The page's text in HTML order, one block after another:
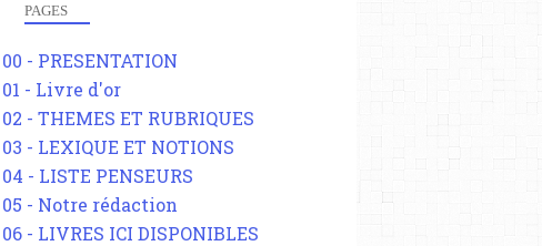
PAGES
00 - PRESENTATION
01 - Livre d'or
02 - THEMES ET RUBRIQUES
03 - LEXIQUE ET NOTIONS
04 - LISTE PENSEURS
05 - Notre rédaction
06 - LIVRES ICI DISPONIBLES